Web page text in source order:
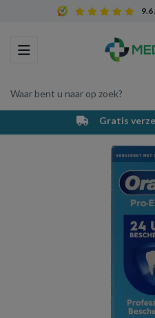
9.6
Toggle navigation
Waar bent u naar op zoek?
Winkelwagen
Uw
Vul hem
Gratis